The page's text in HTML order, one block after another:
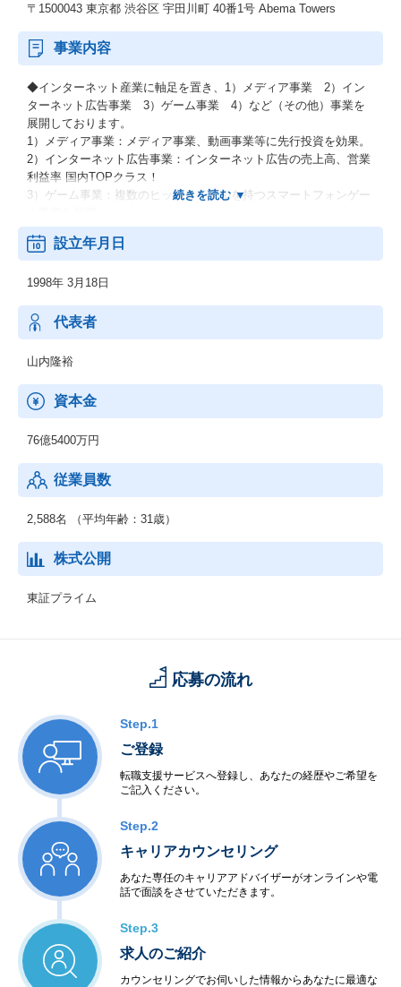
〒1500043 東京都 渋谷区 宇田川町 40番1号 Abema Towers
事業内容
◆インターネット産業に軸足を置き、1）メディア事業 2）イン
ターネット広告事業 3）ゲーム事業 4）など（その他）事業を
展開しております。
1）メディア事業：メディア事業、動画事業等に先行投資を効果。
2）インターネット広告事業：インターネット広告の売上高、営業
利益率 国内TOPクラス！
3）ゲーム事業：複数のヒットタイトルを持つスマートフォンゲー
4）その他：新世代トークアプリ等、新サービス等、投資育成事業
（コーポレートベンチャーキャピタル事業）
設立年月日
1998年 3月18日
代表者
山内隆裕
資本金
76億5400万円
従業員数
2,588名 （平均年齢：31歳）
株式公開
東証プライム
応募の流れ
Step.1
ご登録
転職支援サービスへ登録し、あなたの経歴やご希望を
ご記入ください。
Step.2
キャリアカウンセリング
あなた専任のキャリアアドバイザーがオンラインや電
話で面談をさせていただきます。
Step.3
求人のご紹介
カウンセリングでお伺いした情報からあなたに最適な